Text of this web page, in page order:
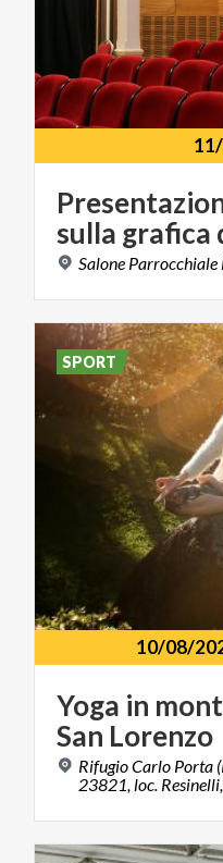
sulla grafica
Salone Parrocchiale
10/08/
Yoga in
San Lorenzo
Rifugio Carlo Porta
23821, loc.
SPORT